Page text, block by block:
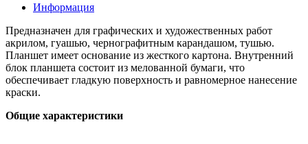
Информация
Предназначен для графических и художественных работ
акрилом, гуашью, чернографитным карандашом, тушью.
Планшет имеет основание из жесткого картона. Внутренний
блок планшета состоит из мелованной бумаги, что
обеспечивает гладкую поверхность и равномерное нанесение
краски.
Общие характеристики